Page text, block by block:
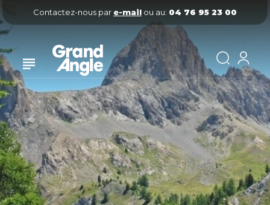
Contactez-nous par e-mail ou au: 04 76 95 23 00